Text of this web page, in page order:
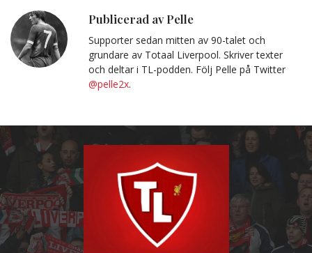
Publicerad av Pelle
Supporter sedan mitten av 90-talet och
grundare av Totaal Liverpool. Skriver texter
och deltar i TL-podden. Följ Pelle på Twitter
@pelle2x.